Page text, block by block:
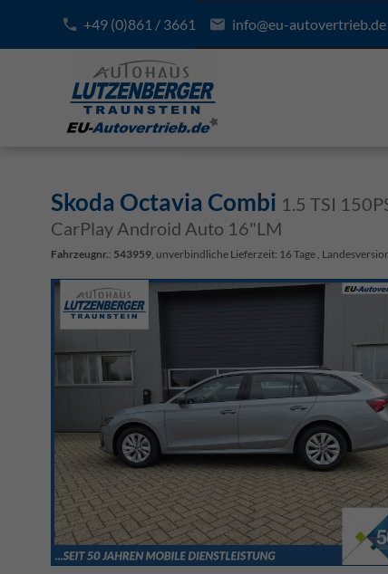
+49 (0)861 / 3661 info@eu-autovertrieb.de
Skoda Octavia Combi 1.5 TSI
CarPlay Android Auto 16"LM
Fahrzeugnr.: 543959 , unverbindliche Lieferzeit: 16 Tage ,